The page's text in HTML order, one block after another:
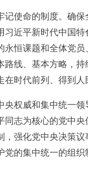
记使命的制度。确
习近平新时代中国
永恒课题和全体党
路线、基本方略，
在时代前列、得到人
央权威和集中统一
同志为核心的党中
，强化党中央决策
党的集中统一的组